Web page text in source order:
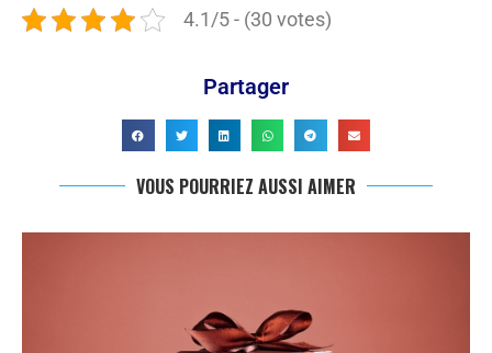
4.1/5 - (30 votes)
Partager
VOUS POURRIEZ AUSSI AIMER